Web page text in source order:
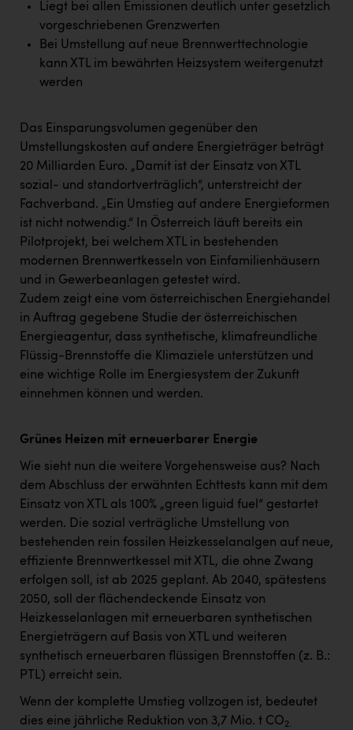
Liegt bei allen Emissionen deutlich unter gesetzlich
vorgeschriebenen Grenzwerten
Bei Umstellung auf neue Brennwerttechnologie
kann XTL im bewährten Heizsystem weitergenutzt
werden
Das Einsparungsvolumen gegenüber den
Umstellungskosten auf andere Energieträger beträgt
20 Milliarden Euro. „Damit ist der Einsatz von XTL
sozial- und standortverträglich“, unterstreicht der
Fachverband. „Ein Umstieg auf andere Energieformen
ist nicht notwendig.“ In Österreich läuft bereits ein
Pilotprojekt, bei welchem XTL in bestehenden
modernen Brennwertkesseln von Einfamilienhäusern
und in Gewerbeanlagen getestet wird.
Zudem zeigt eine vom österreichischen Energiehandel
in Auftrag gegebene Studie der österreichischen
Energieagentur, dass synthetische, klimafreundliche
Flüssig-Brennstoffe die Klimaziele unterstützen und
eine wichtige Rolle im Energiesystem der Zukunft
einnehmen können und werden.
Grünes Heizen mit erneuerbarer Energie
Wie sieht nun die weitere Vorgehensweise aus? Nach
dem Abschluss der erwähnten Echttests kann mit dem
Einsatz von XTL als 100% „green liguid fuel“ gestartet
werden. Die sozial verträgliche Umstellung von
bestehenden rein fossilen Heizkesselanalgen auf neue,
effiziente Brennwertkessel mit XTL, die ohne Zwang
erfolgen soll, ist ab 2025 geplant. Ab 2040, spätestens
2050, soll der flächendeckende Einsatz von
Heizkesselanlagen mit erneuerbaren synthetischen
Energieträgern auf Basis von XTL und weiteren
synthetisch erneuerbaren flüssigen Brennstoffen (z. B.:
PTL) erreicht sein.
Wenn der komplette Umstieg vollzogen ist, bedeutet
dies eine jährliche Reduktion von 3,7 Mio. t CO2.